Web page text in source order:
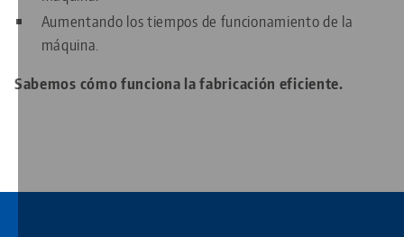
Aumentando los tiempos de funcionamiento de la
máquina.
Sabemos cómo funciona la fabricación eficiente.